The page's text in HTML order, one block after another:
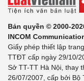
Bản quyền © 2000-
INCOM
Giấy phép thiết lập
TTĐT cấp ngày 29/10/
Sở TT-TT Hà Nội, thay
26/07/2007, cấp bởi Bộ